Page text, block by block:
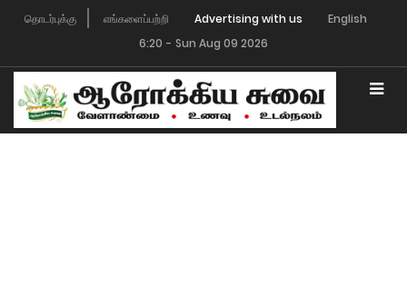
தொடர்புக்கு எங்களைப்பற்றி
English
6:20 - Sun Aug 09 2026